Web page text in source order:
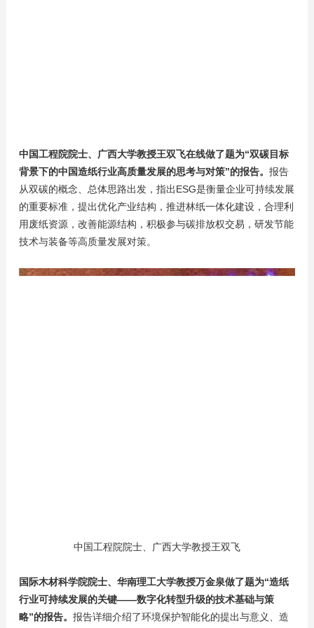
中国工程院院士、广西大学教授王双飞在线做了题为“双碳目标
背景下的中国造纸行业高质量发展的思考与对策”的报告。 报告
从双碳的概念、总体思路出发，指出ESG是衡量企业可持续发展
的重要标准，提出优化产业结构，推进林纸一体化建设，合理利
用废纸资源，改善能源结构，积极参与碳排放权交易，研发节能
技术与装备等高质量发展对策。
中国工程院院士、广西大学教授王双飞
国际木材科学院院士、华南理工大学教授万金泉做了题为“造纸
行业可持续发展的关键——数字化转型升级的技术基础与策
略”的报告。 报告详细介绍了环境保护智能化的提出与意义、造